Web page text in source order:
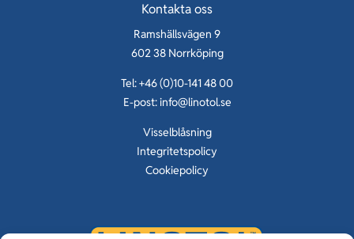
Kontakta oss
Ramshällsvägen 9
602 38 Norrköping
Tel: +46 (0)10-141 48 00
E-post:info@linotol.se
Visselblåsning
Integritetspolicy
Cookiepolicy